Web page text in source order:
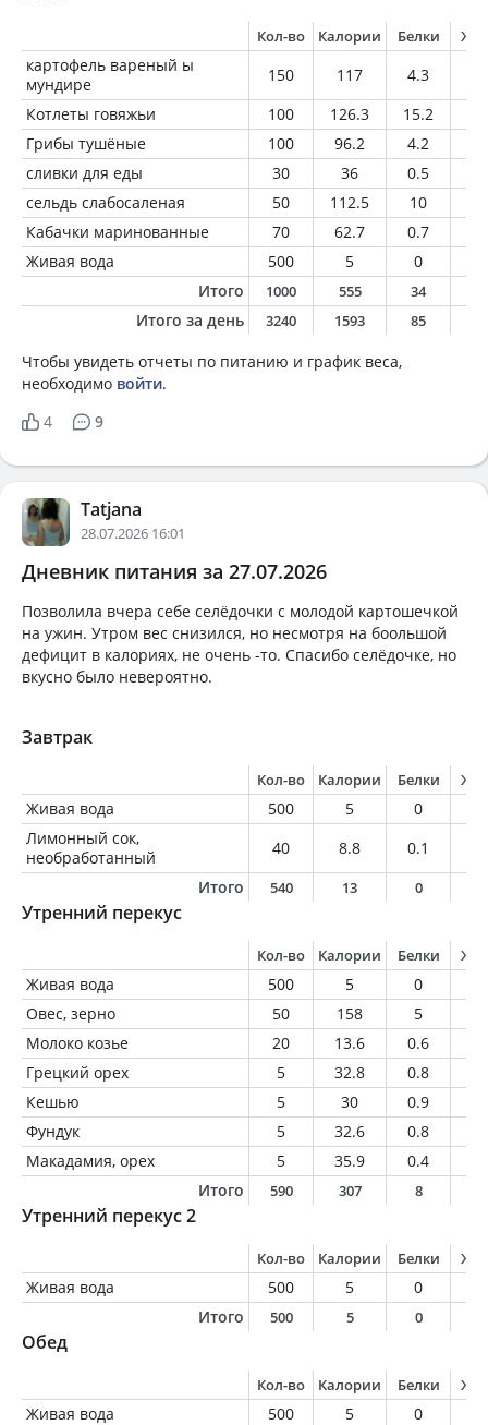
Кол-во Калории Белки
картофель вареный ы
мундире
150 117 4.3
Котлеты говяжьи
100 126.3 15.2
Грибы тушёные
100 96.2 4.2
сливки для еды
30 36 0.5
сельдь слабосаленая
50 112.5 10
Кабачки маринованные
70 62.7 0.7
Живая вода
500 5 0
Итого
1000 555 34
Итого за день 3240 1593 85
Чтобы увидеть отчеты по питанию и график веса,
необходимо войти.
4
9
Tatjana
28.07.2026 16:01
Дневник питания за 27.07.2026
Позволила вчера себе селёдочки с молодой картошечкой
на ужин. Утром вес снизился, но несмотря на боольшой
дефицит в калориях, не очень -то. Спасибо селёдочке, но
вкусно было невероятно.
Завтрак
Кол-во Калории Белки
Живая вода 500 5 0
Лимонный сок,
необработанный
40 8.8 0.1
Итого
540 13 0
Утренний перекус
Кол-во Калории Белки
Живая вода 500 5 0
Овес, зерно
50 158 5
Молоко козье
20 13.6 0.6
Грецкий орех
5 32.8 0.8
Кешью
5 30 0.9
Фундук
5 32.6 0.8
Макадамия, орех
5 35.9 0.4
Итого
590 307 8
Утренний перекус 2
Кол-во Калории Белки
Живая вода 500 5 0
Итого
500 5 0
Обед
Кол-во Калории Белки
Живая вода 500 5 0